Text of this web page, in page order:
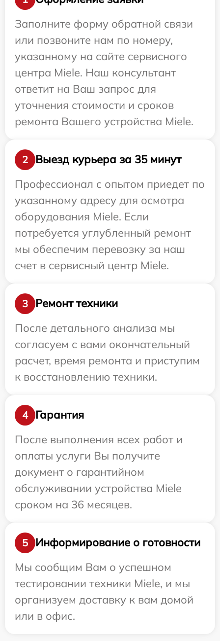
Заполните форму обратной связи
или позвоните нам по номеру,
указанному на сайте сервисного
центра Miele. Наш консультант
ответит на Ваш запрос для
уточнения стоимости и сроков
ремонта Вашего устройства Miele.
2
Выезд курьера за 35 минут
Профессионал с опытом приедет по
указанному адресу для осмотра
оборудования Miele. Если
потребуется углубленный ремонт
мы обеспечим перевозку за наш
счет в сервисный центр Miele.
3
Ремонт техники
После детального анализа мы
согласуем с вами окончательный
расчет, время ремонта и приступим
к восстановлению техники.
4
Гарантия
После выполнения всех работ и
оплаты услуги Вы получите
документ о гарантийном
обслуживании устройства Miele
сроком на 36 месяцев.
5
Информирование о готовности
Мы сообщим Вам о успешном
тестировании техники Miele, и мы
организуем доставку к вам домой
или в офис.